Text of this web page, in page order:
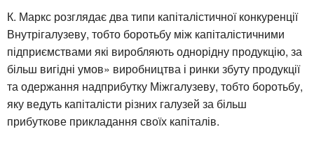
К. Маркс розглядає два типи капіталістичної конкуренції
Внутрігалузеву, тобто боротьбу між капіталістичними
підприємствами які виробляють однорідну продукцію, за
більш вигідні умов» виробництва і ринки збуту продукції
та одержання надприбутку Міжгалузеву, тобто боротьбу,
яку ведуть капіталісти різних галузей за більш
прибуткове прикладання своїх капіталів.